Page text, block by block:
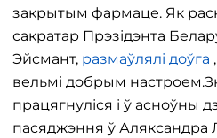
закрытым фармаце. Як
сакратар Прэзідэнта
Эйсмант, размаўлялі доўга
вельмі добрым
працягнуліся і ў асноўны
пасяджэння ў Аляксандра